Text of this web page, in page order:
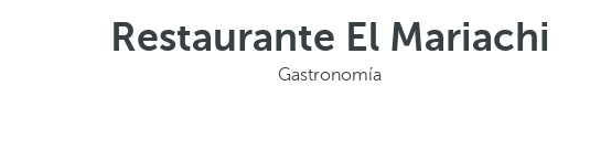
Restaurante El Mariachi
Gastronomía